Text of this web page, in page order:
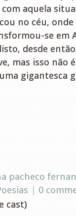
aquela
no céu,
se em
desde
mas isso não
gigantesca
pacheco
| 0
cast)